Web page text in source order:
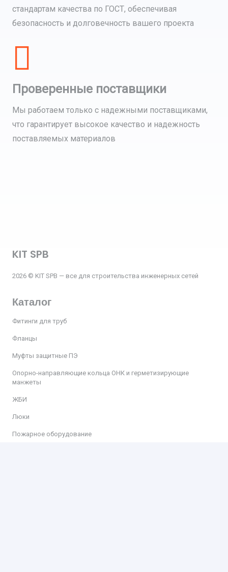
стандартам качества по ГОСТ, обеспечивая
безопасность и долговечность вашего проекта
Проверенные поставщики
Мы работаем только с надежными поставщиками,
что гарантирует высокое качество и надежность
поставляемых материалов
KIT SPB
2026 © KIT SPB — все для строительства инженерных сетей
Каталог
Фитинги для труб
Фланцы
Муфты защитные ПЭ
Опорно-направляющие кольца ОНК и герметизирующие
манжеты
ЖБИ
Люки
Пожарное оборудование